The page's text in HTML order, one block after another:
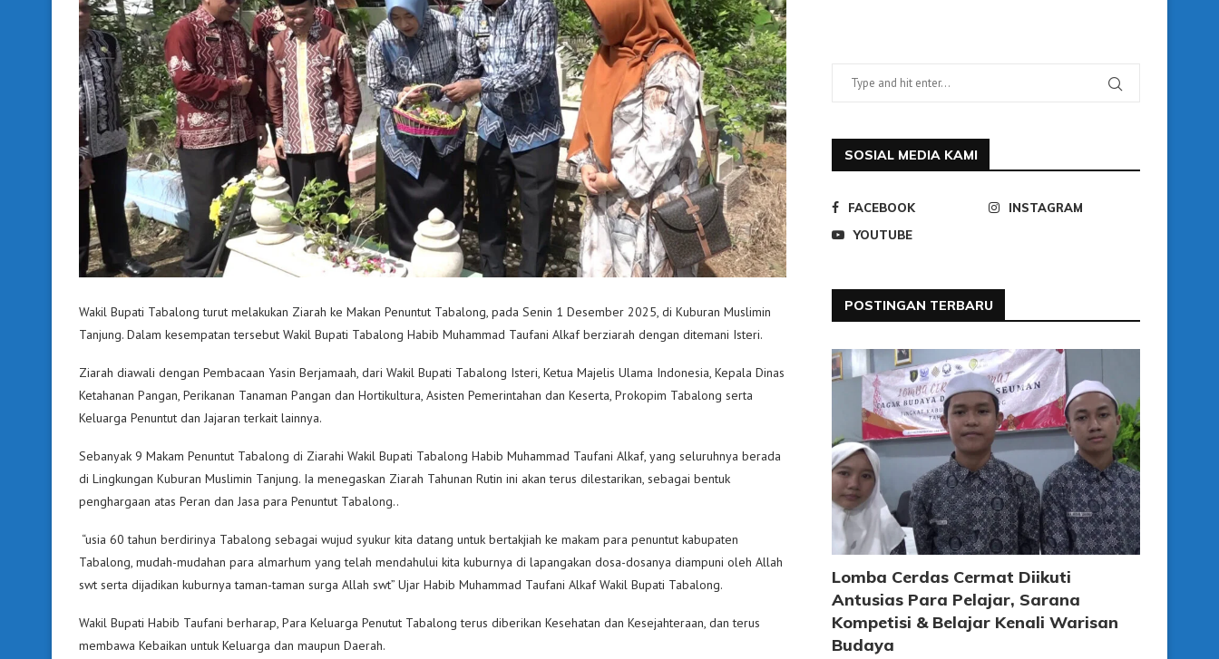
Wakil Bupati Tabalong turut melakukan Ziarah ke Makan Penuntut Tabalong, pada Senin 1 Desember 2025, di Kuburan Muslimin
Tanjung. Dalam kesempatan tersebut Wakil Bupati Tabalong Habib Muhammad Taufani Alkaf berziarah dengan ditemani Isteri.
Ziarah diawali dengan Pembacaan Yasin Berjamaah, dari Wakil Bupati Tabalong Isteri, Ketua Majelis Ulama Indonesia, Kepala Dinas
Ketahanan Pangan, Perikanan Tanaman Pangan dan Hortikultura, Asisten Pemerintahan dan Keserta, Prokopim Tabalong serta
Keluarga Penuntut dan Jajaran terkait lainnya.
Sebanyak 9 Makam Penuntut Tabalong di Ziarahi Wakil Bupati Tabalong Habib Muhammad Taufani Alkaf, yang seluruhnya berada
di Lingkungan Kuburan Muslimin Tanjung. Ia menegaskan Ziarah Tahunan Rutin ini akan terus dilestarikan, sebagai bentuk
penghargaan atas Peran dan Jasa para Penuntut Tabalong..
“usia 60 tahun berdirinya Tabalong sebagai wujud syukur kita datang untuk bertakjiah ke makam para penuntut kabupaten
Tabalong, mudah-mudahan para almarhum yang telah mendahului kita kuburnya di lapangakan dosa-dosanya diampuni oleh Allah
swt serta dijadikan kuburnya taman-taman surga Allah swt” Ujar Habib Muhammad Taufani Alkaf Wakil Bupati Tabalong.
Wakil Bupati Habib Taufani berharap, Para Keluarga Penutut Tabalong terus diberikan Kesehatan dan Kesejahteraan, dan terus
membawa Kebaikan untuk Keluarga dan maupun Daerah.
SOSIAL MEDIA KAMI
FACEBOOK
INSTAGRAM
YOUTUBE
POSTINGAN TERBARU
Lomba Cerdas Cermat Diikuti
Antusias Para Pelajar, Sarana
Kompetisi & Belajar Kenali Warisan
Budaya